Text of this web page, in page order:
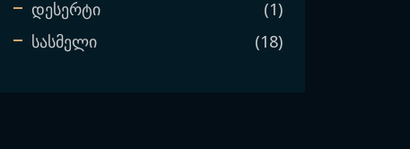
დესერტი 1
სასმელი 18